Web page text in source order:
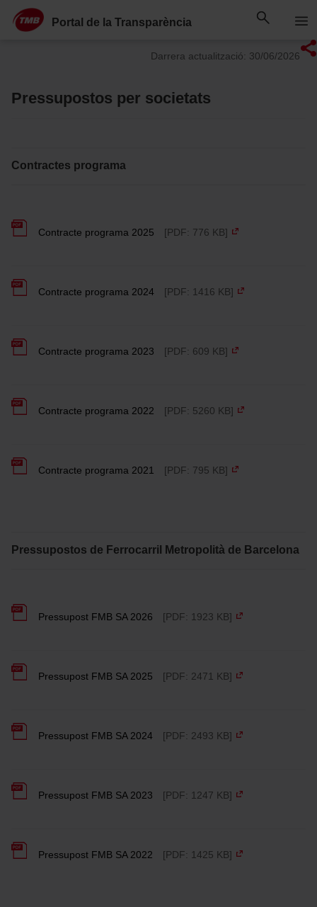
Salta al contingut principal
Saltar
al
contingut
Portal de la Transparència
Darrera actualització: 30/06/2026
Pressupostos per societats
Contractes programa
Contracte programa 2025 [PDF: 776 KB]
Contracte programa 2024 [PDF: 1416 KB]
Contracte programa 2023 [PDF: 609 KB]
Contracte programa 2022 [PDF: 5260 KB]
Contracte programa 2021 [PDF: 795 KB]
Pressupostos de Ferrocarril Metropolità de Barcelona
Pressupost FMB SA 2026 [PDF: 1923 KB]
Pressupost FMB SA 2025 [PDF: 2471 KB]
Pressupost FMB SA 2024 [PDF: 2493 KB]
Pressupost FMB SA 2023 [PDF: 1247 KB]
Pressupost FMB SA 2022 [PDF: 1425 KB]